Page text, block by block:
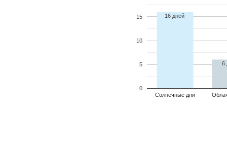
Солнечные дни
0
5
10
15 16 дней
6